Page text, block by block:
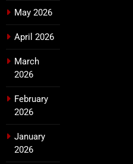
May 2026
April 2026
March
2026
February
2026
January
2026